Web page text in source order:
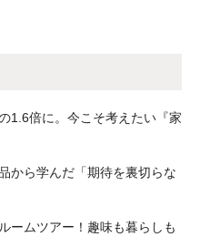
1.6倍に。今こそ考えたい『家
から学んだ「期待を裏切らな
ームツアー！趣味も暮らしも